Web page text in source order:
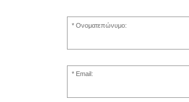
Ονοματεπώνυμο:
Email: